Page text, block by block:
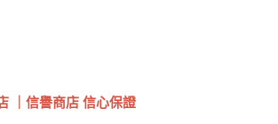
｜信譽商店 信心保證